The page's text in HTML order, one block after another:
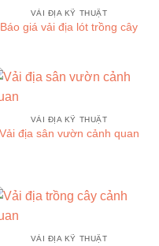
VẢI ĐỊA KỸ THUẬT
Báo giá vải địa lót trồng cây
VẢI ĐỊA KỸ THUẬT
Vải địa sân vườn cảnh quan
VẢI ĐỊA KỸ THUẬT